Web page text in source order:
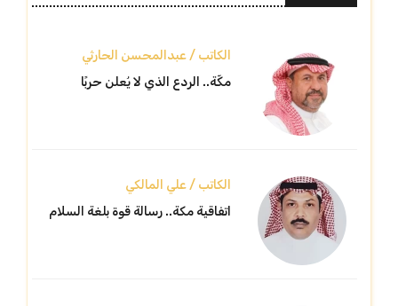
الكاتب / عبدالمحسن الحارثي
مكّة.. الردع الذي لا يُعلن حربًا
الكاتب / علي المالكي
اتفاقية مكة.. رسالة قوة بلغة السلام